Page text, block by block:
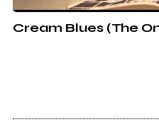
Cream Blues (The